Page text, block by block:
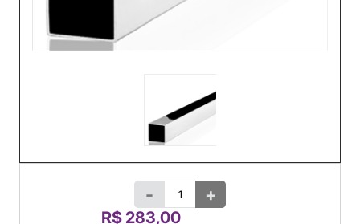
- +
R$ 283,00